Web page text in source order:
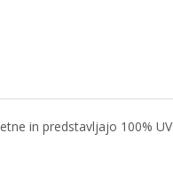
in predstavljajo 100%